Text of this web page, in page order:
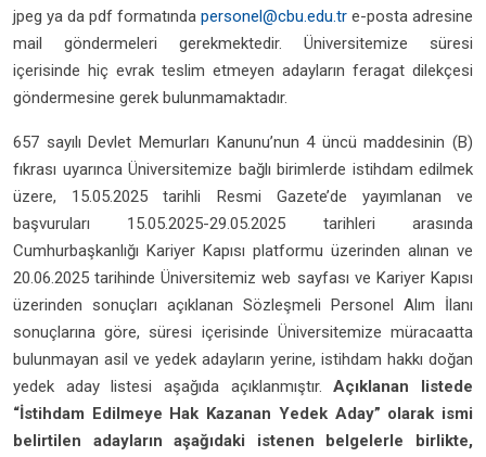
jpeg ya da pdf formatında personel@cbu.edu.tr e-posta adresine
mail göndermeleri gerekmektedir. Üniversitemize süresi
içerisinde hiç evrak teslim etmeyen adayların feragat dilekçesi
göndermesine gerek bulunmamaktadır.
657 sayılı Devlet Memurları Kanunu’nun 4 üncü maddesinin (B)
fıkrası uyarınca Üniversitemize bağlı birimlerde istihdam edilmek
üzere, 15.05.2025 tarihli Resmi Gazete’de yayımlanan ve
başvuruları 15.05.2025-29.05.2025 tarihleri arasında
Cumhurbaşkanlığı Kariyer Kapısı platformu üzerinden alınan ve
20.06.2025 tarihinde Üniversitemiz web sayfası ve Kariyer Kapısı
üzerinden sonuçları açıklanan Sözleşmeli Personel Alım İlanı
sonuçlarına göre, süresi içerisinde Üniversitemize müracaatta
bulunmayan asil ve yedek adayların yerine, istihdam hakkı doğan
yedek aday listesi aşağıda açıklanmıştır.Açıklanan listede
“İstihdam Edilmeye Hak Kazanan Yedek Aday” olarak ismi
belirtilen adayların aşağıdaki istenen belgelerle birlikte,